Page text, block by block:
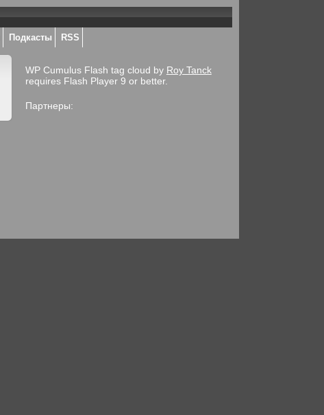
Подкасты RSS
WP Cumulus Flash tag cloud by Roy Tanck
requires Flash Player 9 or better.
Партнеры: